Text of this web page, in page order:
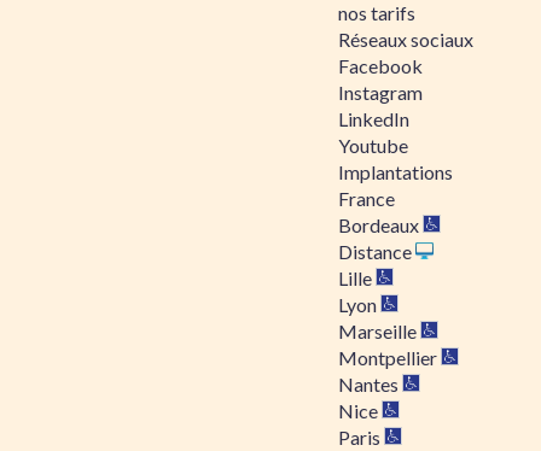
nos tarifs
Réseaux sociaux
Facebook
Instagram
LinkedIn
Youtube
Implantations
France
Bordeaux
Distance
Lille
Lyon
Marseille
Montpellier
Nantes
Nice
Paris